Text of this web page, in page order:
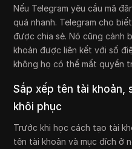
Nếu Telegram yêu cầu mã
quá nhanh. Telegram cho
được chia sẻ. Nó cũng cảnh
khoản được liên kết với số
không họ có thể mất quyền
Sắp xếp tên tài khoản,
khôi phục
Trước khi học cách tạo tài
tên tài khoản và mục đích ở